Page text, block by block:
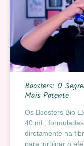
Boosters: O
Mais Potente
Os Boosters Bio
40 mL,
diretamente na
para turbinar o